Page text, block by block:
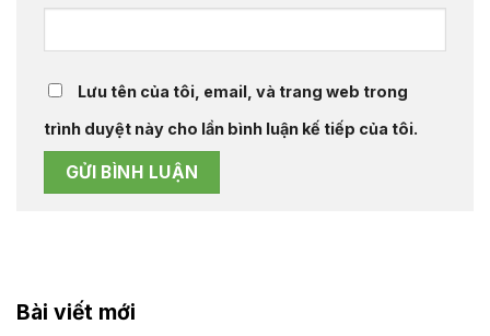
Lưu tên của tôi, email, và trang web trong
trình duyệt này cho lần bình luận kế tiếp của tôi.
Bài viết mới